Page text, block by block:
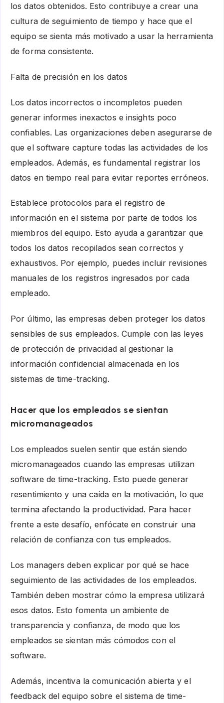
los datos obtenidos. Esto contribuye a crear una
cultura de seguimiento de tiempo y hace que el
equipo se sienta más motivado a usar la herramienta
de forma consistente.
Falta de precisión en los datos
Los datos incorrectos o incompletos pueden
generar informes inexactos e insights poco
confiables. Las organizaciones deben asegurarse de
que el software capture todas las actividades de los
empleados. Además, es fundamental registrar los
datos en tiempo real para evitar reportes erróneos.
Establece protocolos para el registro de
información en el sistema por parte de todos los
miembros del equipo. Esto ayuda a garantizar que
todos los datos recopilados sean correctos y
exhaustivos. Por ejemplo, puedes incluir revisiones
manuales de los registros ingresados por cada
empleado.
Por último, las empresas deben proteger los datos
sensibles de sus empleados. Cumple con las leyes
de protección de privacidad al gestionar la
información confidencial almacenada en los
sistemas de time-tracking.
Hacer que los empleados se sientan
micromanageados
Los empleados suelen sentir que están siendo
micromanageados cuando las empresas utilizan
software de time-tracking. Esto puede generar
resentimiento y una caída en la motivación, lo que
termina afectando la productividad. Para hacer
frente a este desafío, enfócate en construir una
relación de confianza con tus empleados.
Los managers deben explicar por qué se hace
seguimiento de las actividades de los empleados.
También deben mostrar cómo la empresa utilizará
esos datos. Esto fomenta un ambiente de
transparencia y confianza, de modo que los
empleados se sientan más cómodos con el
software.
Además, incentiva la comunicación abierta y el
feedback del equipo sobre el sistema de time-